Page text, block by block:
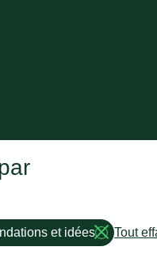
et idées Remove
Tout